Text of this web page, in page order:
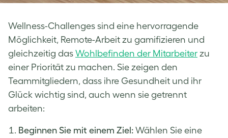
Wellness-Challenges sind eine hervorragende
Möglichkeit, Remote-Arbeit zu gamifizieren und
gleichzeitig das Wohlbefinden der Mitarbeiter zu
einer Priorität zu machen. Sie zeigen den
Teammitgliedern, dass ihre Gesundheit und ihr
Glück wichtig sind, auch wenn sie getrennt
arbeiten:
Beginnen Sie mit einem Ziel: Wählen Sie eine